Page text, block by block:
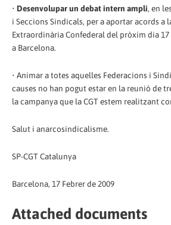
• Desenvolupar un debat intern ampli, en
i Seccions Sindicals, per a aportar acords a
Extraordinària Confederal del pròxim dia
a Barcelona.
• Animar a totes aquelles Federacions i
causes no han pogut estar en la reunió de
la campanya que la CGT estem realitzant
Salut i anarcosindicalisme.
SP-CGT Catalunya
Barcelona, 17 Febrer de 2009
Attached documents